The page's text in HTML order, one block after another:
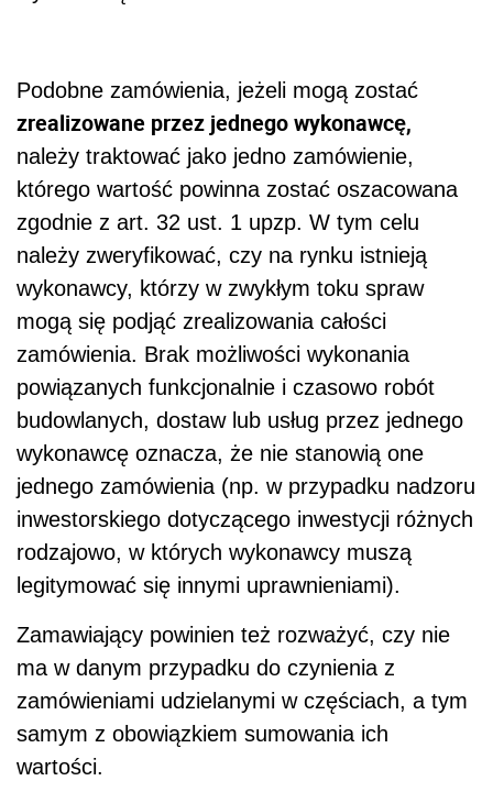
Podobne zamówienia, jeżeli mogą zostać
zrealizowane przez jednego wykonawcę,
należy traktować jako jedno zamówienie,
którego wartość powinna zostać oszacowana
zgodnie z art. 32 ust. 1 upzp. W tym celu
należy zweryfikować, czy na rynku istnieją
wykonawcy, którzy w zwykłym toku spraw
mogą się podjąć zrealizowania całości
zamówienia. Brak możliwości wykonania
powiązanych funkcjonalnie i czasowo robót
budowlanych, dostaw lub usług przez jednego
wykonawcę oznacza, że nie stanowią one
jednego zamówienia (np. w przypadku nadzoru
inwestorskiego dotyczącego inwestycji różnych
rodzajowo, w których wykonawcy muszą
legitymować się innymi uprawnieniami).
Zamawiający powinien też rozważyć, czy nie
ma w danym przypadku do czynienia z
zamówieniami udzielanymi w częściach, a tym
samym z obowiązkiem sumowania ich
wartości.